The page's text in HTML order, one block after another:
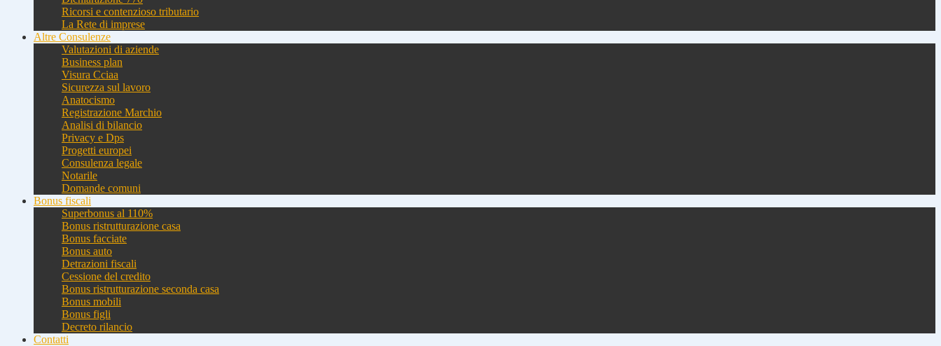
Ricorsi e contenzioso tributario
La Rete di imprese
Altre Consulenze
Valutazioni di aziende
Business plan
Visura Cciaa
Sicurezza sul lavoro
Anatocismo
Registrazione Marchio
Analisi di bilancio
Privacy e Dps
Progetti europei
Consulenza legale
Notarile
Domande comuni
Bonus fiscali
Superbonus al 110%
Bonus ristrutturazione casa
Bonus facciate
Bonus auto
Detrazioni fiscali
Cessione del credito
Bonus ristrutturazione seconda casa
Bonus mobili
Bonus figli
Decreto rilancio
Contatti